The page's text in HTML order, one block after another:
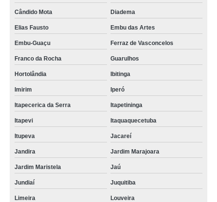
Cândido Mota Diadema
Elias Fausto Embu das Artes
Embu-Guaçu Ferraz de Vasconcelos
Franco da Rocha Guarulhos
Hortolândia Ibitinga
Imirim Iperó
Itapecerica da Serra Itapetininga
Itapevi Itaquaquecetuba
Itupeva Jacareí
Jandira Jardim Marajoara
Jardim Maristela Jaú
Jundiaí Juquitiba
Limeira Louveira